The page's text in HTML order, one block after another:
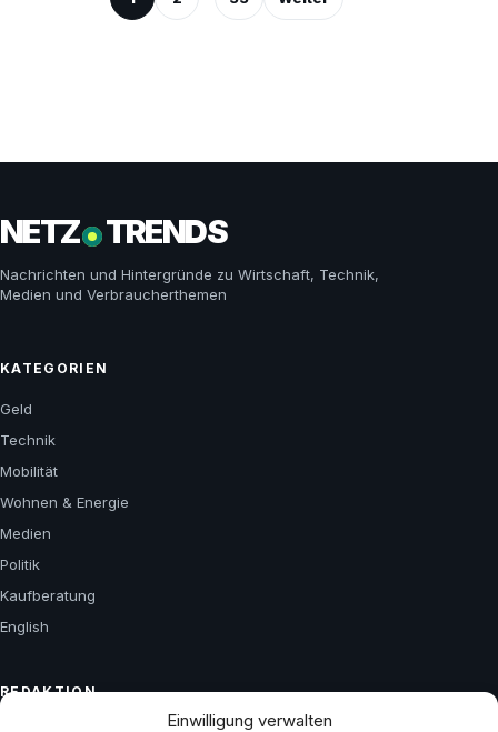
Einwilligung verwalten
NETZ TRENDS
Nachrichten und Hintergründe zu Wirtschaft, Technik,
Medien und Verbraucherthemen
KATEGORIEN
Geld
Technik
Mobilität
Wohnen & Energie
Medien
Politik
Kaufberatung
English
REDAKTION